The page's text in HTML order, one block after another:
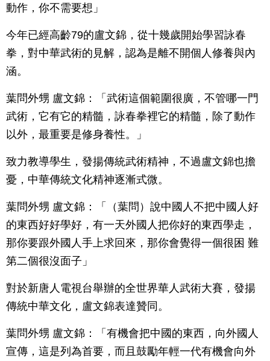
動作，你不需要想」
今年已經高齡79的盧文錦，從十幾歲開始學習詠春
拳，對中華武術的見解，認為是離不開個人修養與內
涵。
葉問外甥 盧文錦：「武術這個範圍很廣，不管哪一門
武術，它有它的精髓，詠春拳裡它的精髓，除了動作
以外，最重要是修身養性。」
致力教導學生，發揚傳統武術精神，不過盧文錦也擔
憂，中華傳統文化精神逐漸式微。
葉問外甥 盧文錦：「（葉問）說中國人不把中國人好
的東西好好學好，有一天外國人把你好的東西學走，
那你要跟外國人手上求回來，那你會覺得一個很困 難
第二個很沒面子」
對於新唐人電視台舉辦的全世界華人武術大賽，發揚
傳統中華文化，盧文錦表達贊同。
葉問外甥 盧文錦：「有機會把中國的東西，向外國人
宣傳，這是列為首要，而且鼓勵年輕一代有機會向外